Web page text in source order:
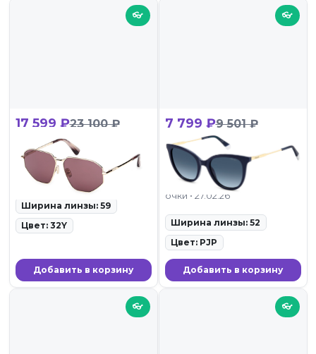
👓
17 599 ₽23 100 ₽
Max Mara MM 0143 32Y
ID: 117171 • Солнцезащитные
очки • 27.02.26
Ширина линзы: 59
Цвет: 32Y
Добавить в корзину
👓
7 799 ₽9 501 ₽
POLAROID PLD
4184/S/X PJP
ID: 111997 • Солнцезащитные
очки • 27.02.26
Ширина линзы: 52
Цвет: PJP
Добавить в корзину
👓 👓